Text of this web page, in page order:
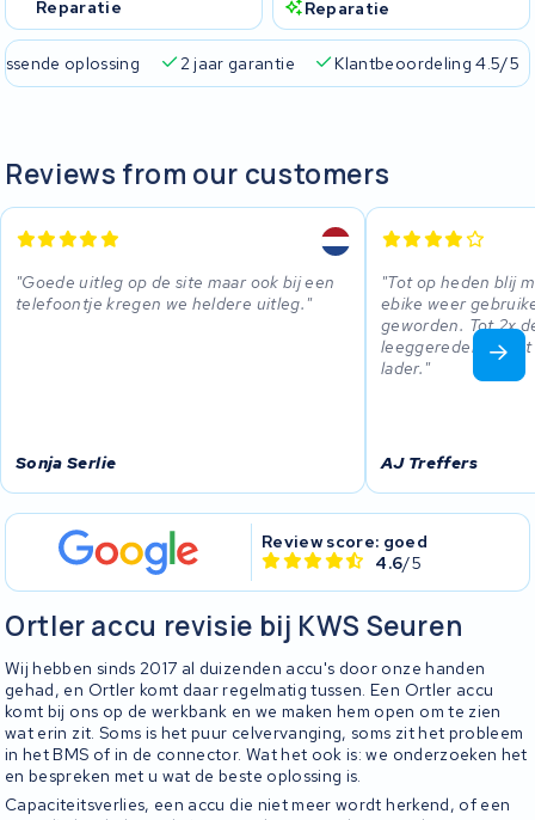
Reparatie Reparatie
oplossing 2 jaar garantie Klantbeoordeling 4.5/5
Reviews from our customers
Goede uitleg op de site maar ook bij een
telefoontje kregen we heldere uitleg.
Sonja Serlie
Tot op heden blij
ebike weer
geworden. Tot 2x
leeggereden.
lader.
AJ Treffers
Review score: goed
4.6/5
Ortler accu revisie bij KWS Seuren
Wij hebben sinds 2017 al duizenden accu's door onze handen
gehad, en Ortler komt daar regelmatig tussen. Een Ortler accu
komt bij ons op de werkbank en we maken hem open om te zien
wat erin zit. Soms is het puur celvervanging, soms zit het probleem
in het BMS of in de connector. Wat het ook is: we onderzoeken het
en bespreken met u wat de beste oplossing is.
Capaciteitsverlies, een accu die niet meer wordt herkend, of een